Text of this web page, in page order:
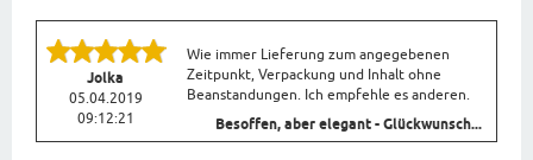
Jolka
05.04.2019
09:12:21
Wie immer Lieferung zum angegebenen
Zeitpunkt, Verpackung und Inhalt ohne
Beanstandungen. Ich empfehle es anderen.
Besoffen, aber elegant - Glückwunsch...